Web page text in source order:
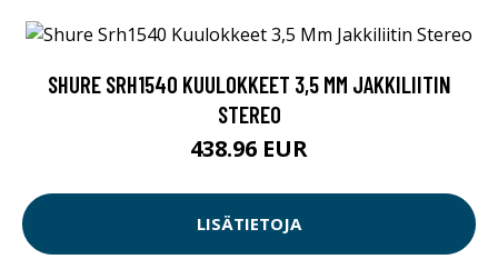
SHURE SRH1540 KUULOKKEET 3,5 MM JAKKILIITIN
STEREO
438.96 EUR
LISÄTIETOJA